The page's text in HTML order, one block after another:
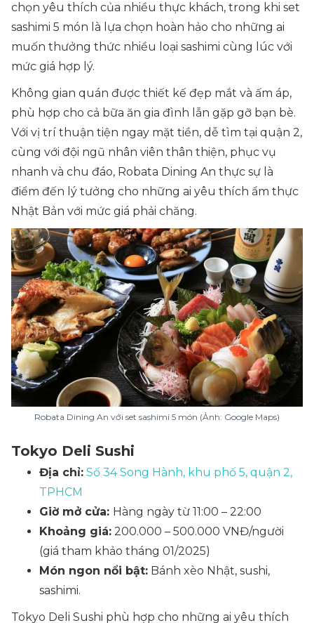
chọn yêu thích của nhiều thực khách, trong khi set
sashimi 5 món là lựa chọn hoàn hảo cho những ai
muốn thưởng thức nhiều loại sashimi cùng lúc với
mức giá hợp lý.
Không gian quán được thiết kế đẹp mắt và ấm áp,
phù hợp cho cả bữa ăn gia đình lẫn gặp gỡ bạn bè.
Với vị trí thuận tiện ngay mặt tiền, dễ tìm tại quận 2,
cùng với đội ngũ nhân viên thân thiện, phục vụ
nhanh và chu đáo, Robata Dining An thực sự là
điểm đến lý tưởng cho những ai yêu thích ẩm thực
Nhật Bản với mức giá phải chăng.
Robata Dining An với set sashimi 5 món (Ảnh: Google Maps)
Tokyo Deli Sushi
Địa chỉ: Số 34 Song Hành, khu phố 5, quận 2,
TPHCM
Giờ mở cửa: Hàng ngày từ 11:00 – 22:00
Khoảng giá: 200.000 – 500.000 VNĐ/người
(giá tham khảo tháng 01/2025)
Món ngon nổi bật: Bánh xèo Nhật, sushi,
sashimi.
Tokyo Deli Sushi phù hợp cho những ai yêu thích